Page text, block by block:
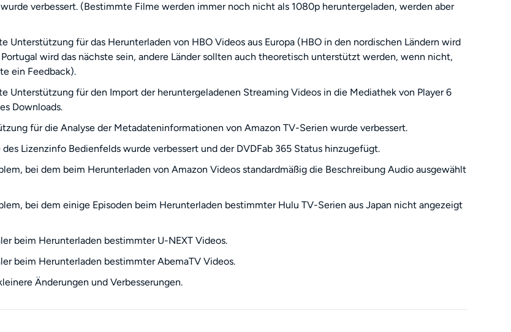
verbessert. (Bestimmte Filme werden immer noch nicht als 1080p heruntergeladen, werden aber
Unterstützung für das Herunterladen von HBO Videos aus Europa (HBO in den nordischen Ländern wird
wird das nächste sein, andere Länder sollten auch theoretisch unterstützt werden, wenn nicht,
ein Feedback).
Unterstützung für den Import der heruntergeladenen Streaming Videos in die Mediathek von Player 6
Downloads.
für die Analyse der Metadateninformationen von Amazon TV-Serien wurde verbessert.
Lizenzinfo Bedienfelds wurde verbessert und der DVDFab 365 Status hinzugefügt.
bei dem beim Herunterladen von Amazon Videos standardmäßig die Beschreibung Audio ausgewählt
bei dem einige Episoden beim Herunterladen bestimmter Hulu TV-Serien aus Japan nicht angezeigt
beim Herunterladen bestimmter U-NEXT Videos.
beim Herunterladen bestimmter AbemaTV Videos.
Änderungen und Verbesserungen.